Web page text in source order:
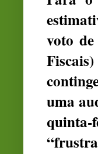
voto
uma
quinta-